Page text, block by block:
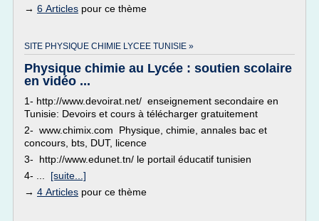
→ 6 Articles pour ce thème
SITE PHYSIQUE CHIMIE LYCEE TUNISIE »
Physique chimie au Lycée : soutien scolaire
en vidéo ...
1- http://www.devoirat.net/ enseignement secondaire en
Tunisie: Devoirs et cours à télécharger gratuitement
2- www.chimix.com Physique, chimie, annales bac et
concours, bts, DUT, licence
3- http://www.edunet.tn/ le portail éducatif tunisien
4- ... [suite...]
→ 4 Articles pour ce thème